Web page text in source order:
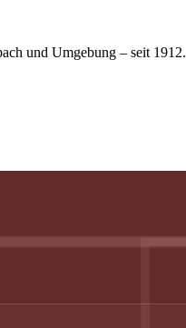
und Umgebung – seit 1912.